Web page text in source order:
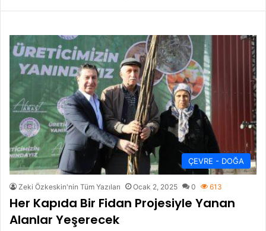
ÇEVRE - DOĞA
Zeki Özkeskin'nin Tüm Yazıları Ocak 2, 2025 0 613
Her Kapıda Bir Fidan Projesiyle Yanan
Alanlar Yeşerecek